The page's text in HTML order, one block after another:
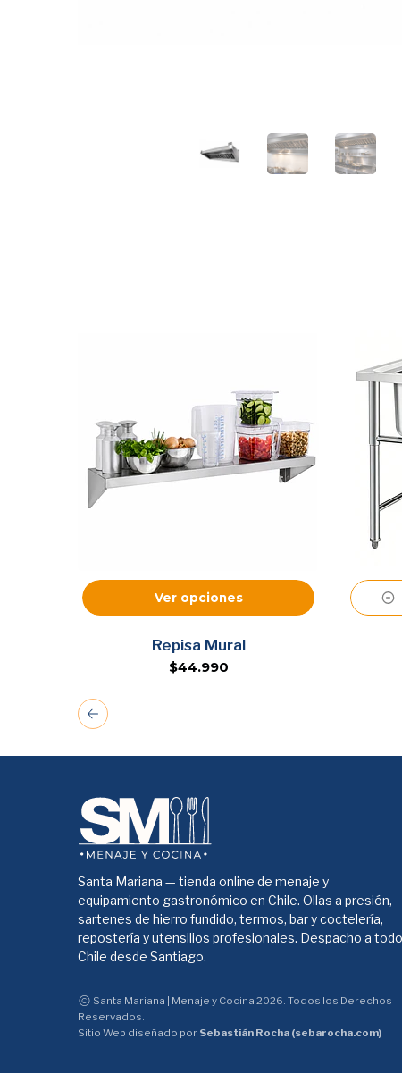
Ver opciones
Repisa Mural
$44.990
Santa Mariana — tienda online de menaje y
equipamiento gastronómico en Chile. Ollas a presión,
sartenes de hierro fundido, termos, bar y coctelería,
repostería y utensilios profesionales. Despacho a todo
Chile desde Santiago.
Santa Mariana | Menaje y Cocina 2026. Todos los Derechos
Reservados.
Sitio Web diseñado por Sebastián Rocha (sebarocha.com)